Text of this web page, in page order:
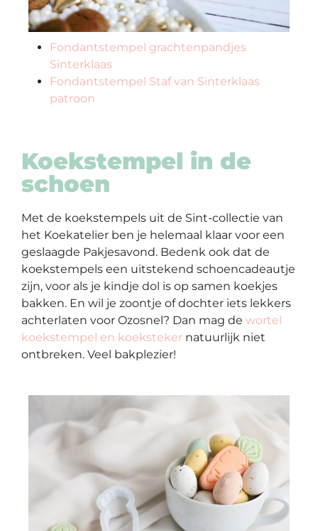
Fondantstempel grachtenpandjes
Sinterklaas
Fondantstempel Staf van Sinterklaas
patroon
Koekstempel in de
schoen
Met de koekstempels uit de Sint-collectie van
het Koekatelier ben je helemaal klaar voor een
geslaagde Pakjesavond. Bedenk ook dat de
koekstempels een uitstekend schoencadeautje
zijn, voor als je kindje dol is op samen koekjes
bakken. En wil je zoontje of dochter iets lekkers
achterlaten voor Ozosnel ? Dan mag de wortel
koekstempel en koeksteker natuurlijk niet
ontbreken. Veel bakplezier!